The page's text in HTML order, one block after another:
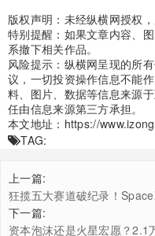
版权声明：未经纵横网授权
特别提醒：如果文章内容、
系撤下相关作品。
风险提示：纵横网呈现的所
议，一切投资操作信息不能
料、图片、数据等信息来源
任由信息来源第三方承担。
本文地址： https://
TAG:
上一篇:
狂揽五大赛道破纪录！
点“星际第一股”六大历史奇迹
下一篇:
资本泡沫还是火星宏愿？2.1